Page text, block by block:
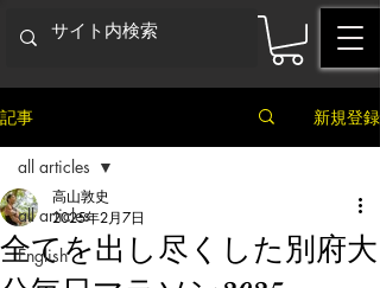
記事 新規登録
all articles
English
all articles
全てを出し尽くした別府大
高山敦史
2025年2月7日